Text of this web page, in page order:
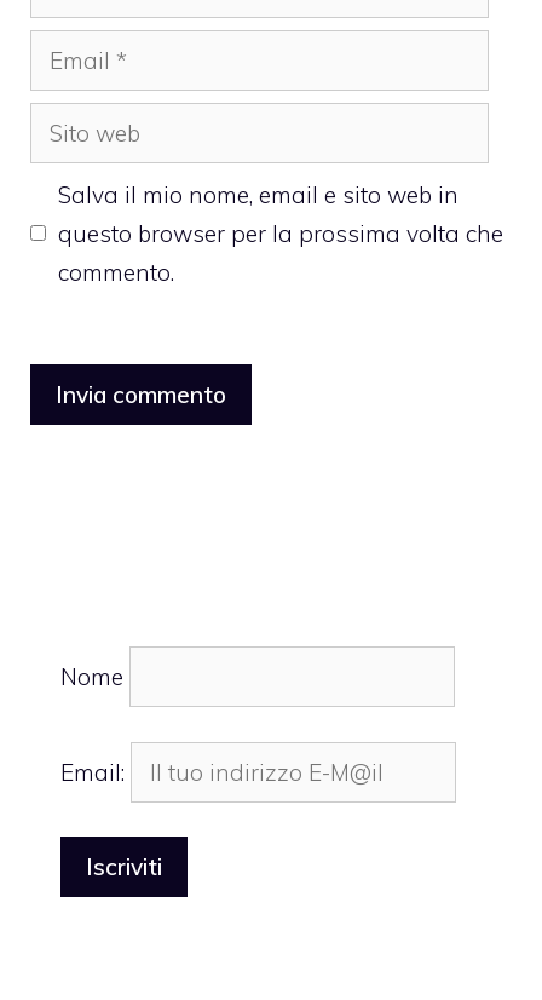
Email
Sito
web
Salva il mio nome, email e sito web in
questo browser per la prossima volta che
commento.
Nome
Email: